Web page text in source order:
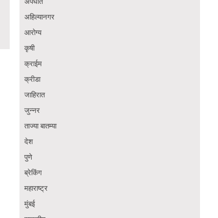
अहिल्यानगर
आरोग्य
कृषी
क्राईम
क्रीडा
जाहिरात
जुन्नर
ताज्या बातम्या
देश
पुणे
ब्रेकिंग
महाराष्ट्र
मुंबई